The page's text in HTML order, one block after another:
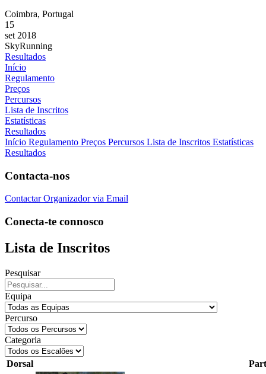
Coimbra, Portugal
15
set 2018
SkyRunning
Resultados
Início
Regulamento
Preços
Percursos
Lista de Inscritos
Estatísticas
Resultados
Início Regulamento Preços Percursos Lista de Inscritos Estatísticas
Resultados
Contacta-nos
Contactar Organizador via Email
Conecta-te connosco
Lista de Inscritos
Pesquisar
Equipa
Percurso
Categoria
Dorsal